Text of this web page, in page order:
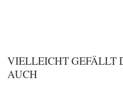
VIELLEICHT GEFÄLLT
AUCH